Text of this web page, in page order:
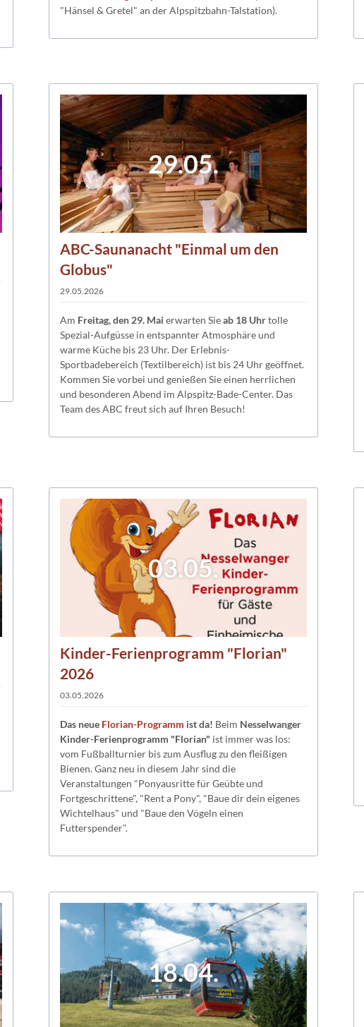
"Hänsel & Gretel" an der Alpspitzbahn-Talstation).
29.05.
ABC-Saunanacht "Einmal um den
Globus"
29.05.2026
Am Freitag, den 29. Mai erwarten Sieab 18 Uhrtolle
Spezial-Aufgüsse in entspannter Atmosphäre und
warme Küche bis 23 Uhr. Der Erlebnis-
Sportbadebereich (Textilbereich) ist bis 24 Uhr geöffnet.
Kommen Sie vorbei und genießen Sie einen herrlichen
und besonderen Abend im Alpspitz-Bade-Center. Das
Team des ABC freut sich auf Ihren Besuch!
03.05.
Kinder-Ferienprogramm "Florian"
2026
03.05.2026
Das neue Florian-Programm ist da! Beim Nesselwanger
Kinder-Ferienprogramm "Florian" ist immer was los:
vom Fußballturnier bis zum Ausflug zu den fleißigen
Bienen. Ganz neu in diesem Jahr sind die
Veranstaltungen "Ponyausritte für Geübte und
Fortgeschrittene", "Rent a Pony", "Baue dir dein eigenes
Wichtelhaus" und "Baue den Vögeln einen
Futterspender".
18.04.